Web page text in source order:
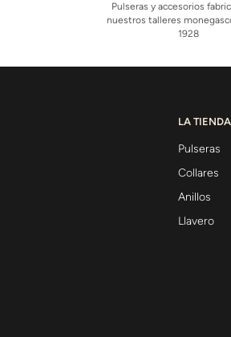
Pulseras y accesorios
nuestros talleres
1928
LA TIENDA
Pulseras
Collares
Anillos
Llavero